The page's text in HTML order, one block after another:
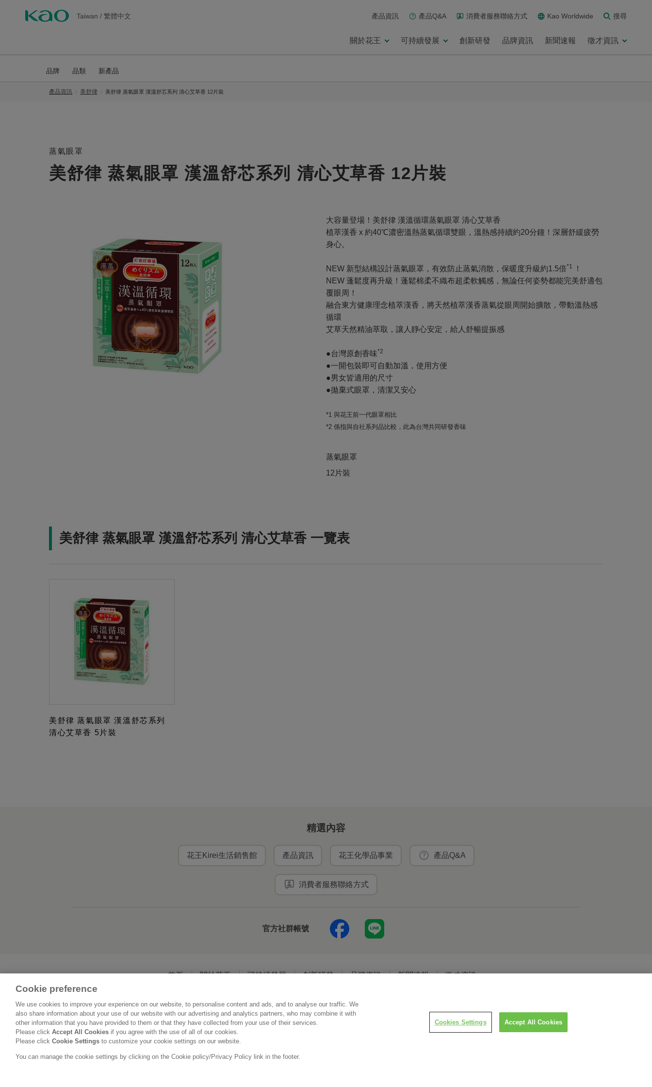
Taiwan / 繁體中文 產品資訊 產品Q&A 消費者服務聯絡方式 Kao Worldwide 搜尋
關於花王 可持續發展 創新研發 品牌資訊 新聞速報 徵才資訊
品牌 品類 新產品
產品資訊 美舒律 美舒律 蒸氣眼罩 漢溫舒芯系列 清心艾草香 12片裝
蒸氣眼罩
美舒律 蒸氣眼罩 漢溫舒芯系列 清心艾草香 12片裝
大容量登場！美舒律 漢溫循環蒸氣眼罩 清心艾草香
植萃漢香 x 約40℃濃密溫熱蒸氣循環雙眼，溫熱感持續約20分鐘！深層舒緩疲勞
身心。
NEW 新型結構設計蒸氣眼罩，有效防止蒸氣消散，保暖度升級約1.5倍*1
！
NEW 蓬鬆度再升級！蓬鬆棉柔不織布超柔軟觸感，無論任何姿勢都能完美舒適包
覆眼周！
融合東方健康理念植萃漢香，將天然植萃漢香蒸氣從眼周開始擴散，帶動溫熱感
循環
艾草天然精油萃取，讓人靜心安定，給人舒暢提振感
●台灣原創香味*2
●一開包裝即可自動加溫，使用方便
●男女皆適用的尺寸
●拋棄式眼罩，清潔又安心
*1 與花王前一代眼罩相比
*2 係指與自社系列品比較，此為台灣共同研發香味
蒸氣眼罩
12片裝
美舒律 蒸氣眼罩 漢溫舒芯系列 清心艾草香 一覽表
美舒律 蒸氣眼罩 漢溫舒芯系列
清心艾草香 5片裝
精選內容
花王Kirei生活銷售館 產品資訊 花王化學品事業 產品Q&A
消費者服務聯絡方式
官方社群帳號
首頁 關於花王 可持續發展 創新研發 品牌資訊 新聞速報 徵才資訊
使用規範 隱私保護 Social Media Policy
Cookie preference
We use cookies to improve your experience on our website, to personalise content and ads, and to analyse our traffic. We
also share information about your use of our website with our advertising and analytics partners, who may combine it with
other information that you have provided to them or that they have collected from your use of their services.
Please click Accept All Cookies if you agree with the use of all of our cookies.
Please click Cookie Settings to customize your cookie settings on our website.
You can manage the cookie settings by clicking on the Cookie policy/Privacy Policy link in the footer.
Cookies Settings Accept All Cookies